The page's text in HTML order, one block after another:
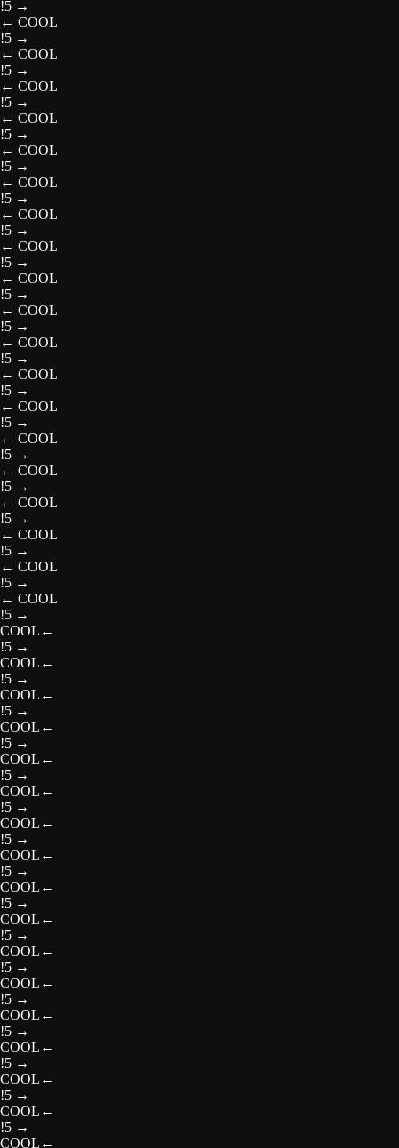
!5 →
← COOL
!5 →
← COOL
!5 →
← COOL
!5 →
← COOL
!5 →
← COOL
!5 →
← COOL
!5 →
← COOL
!5 →
← COOL
!5 →
← COOL
!5 →
← COOL
!5 →
← COOL
!5 →
← COOL
!5 →
← COOL
!5 →
← COOL
!5 →
← COOL
!5 →
← COOL
!5 →
← COOL
!5 →
← COOL
!5 →
← COOL
!5 →
COOL ←
!5 →
COOL ←
!5 →
COOL ←
!5 →
COOL ←
!5 →
COOL ←
!5 →
COOL ←
!5 →
COOL ←
!5 →
COOL ←
!5 →
COOL ←
!5 →
COOL ←
!5 →
COOL ←
!5 →
COOL ←
!5 →
COOL ←
!5 →
COOL ←
!5 →
COOL ←
!5 →
COOL ←
!5 →
COOL ←